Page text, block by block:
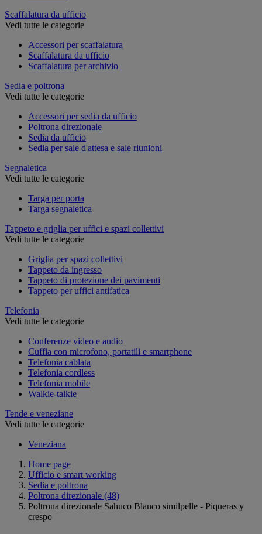
Scaffalatura da ufficio
Vedi tutte le categorie
Accessori per scaffalatura
Scaffalatura da ufficio
Scaffalatura per archivio
Sedia e poltrona
Vedi tutte le categorie
Accessori per sedia da ufficio
Poltrona direzionale
Sedia da ufficio
Sedia per sale d'attesa e sale riunioni
Segnaletica
Vedi tutte le categorie
Targa per porta
Targa segnaletica
Tappeto e griglia per uffici e spazi collettivi
Vedi tutte le categorie
Griglia per spazi collettivi
Tappeto da ingresso
Tappeto di protezione dei pavimenti
Tappeto per uffici antifatica
Telefonia
Vedi tutte le categorie
Conferenze video e audio
Cuffia con microfono, portatili e smartphone
Telefonia cablata
Telefonia cordless
Telefonia mobile
Walkie-talkie
Tende e veneziane
Vedi tutte le categorie
Veneziana
Home page
Ufficio e smart working
Sedia e poltrona
Poltrona direzionale (48)
Poltrona direzionale Sahuco Blanco similpelle - Piqueras y
crespo